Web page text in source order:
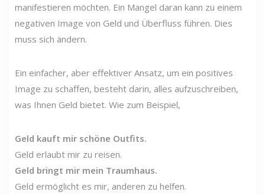
manifestieren möchten. Ein Mangel daran kann zu einem
negativen Image von Geld und Überfluss führen. Dies
muss sich ändern.
Ein einfacher, aber effektiver Ansatz, um ein positives
Image zu schaffen, besteht darin, alles aufzuschreiben,
was Ihnen Geld bietet. Wie zum Beispiel,
Geld kauft mir schöne Outfits.
Geld erlaubt mir zu reisen.
Geld bringt mir mein Traumhaus.
Geld ermöglicht es mir, anderen zu helfen.